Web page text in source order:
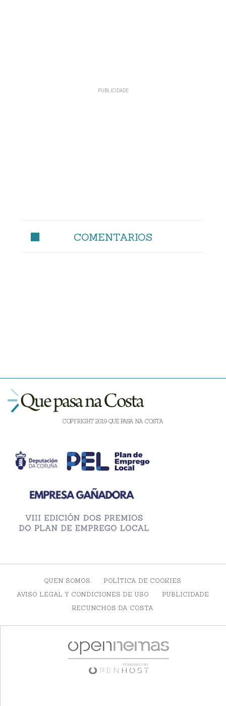
COMENTARIOS
COPYRIGHT 2019 QUE PASA NA COSTA
QUEN SOMOS
POLÍTICA DE COOKIES
AVISO LEGAL Y CONDICIONES DE USO
PUBLICIDADE
RECUNCHOS DA COSTA